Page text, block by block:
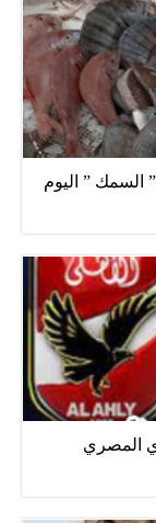
السمك ” اليوم
المصري